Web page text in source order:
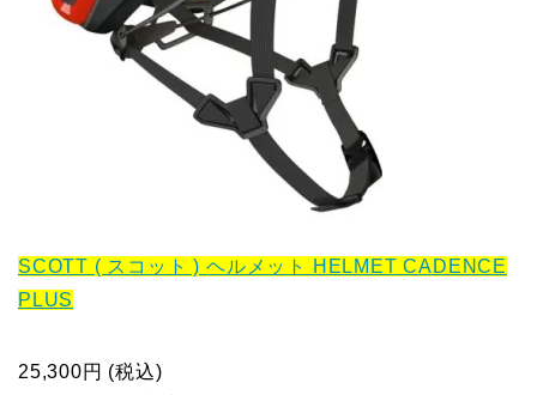
SCOTT ( スコット ) ヘルメット HELMET CADENCE
PLUS
25,300円 (税込)